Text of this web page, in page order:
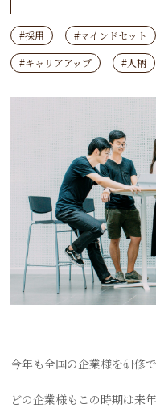
#採用 #マインドセット
#キャリアアップ
#人柄
今年も全国の企業様を研修
どの企業様もこの時期は来